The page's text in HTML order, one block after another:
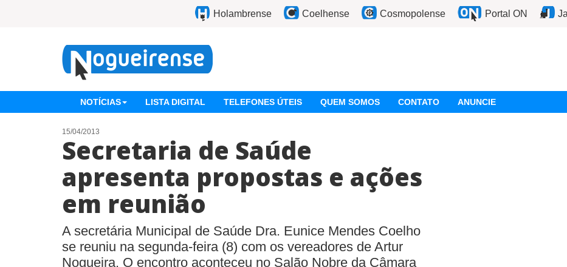
Holambrense Coelhense Cosmopolense Portal ON
NOTÍCIAS LISTA DIGITAL TELEFONES ÚTEIS QUEM SOMOS CONTATO ANUNCIE
15/04/2013
Secretaria de Saúde
apresenta propostas e ações
em reunião
A secretária Municipal de Saúde Dra. Eunice Mendes Coelho
se reuniu na segunda-feira (8) com os vereadores de Artur
Nogueira. O encontro aconteceu no Salão Nobre da Câmara